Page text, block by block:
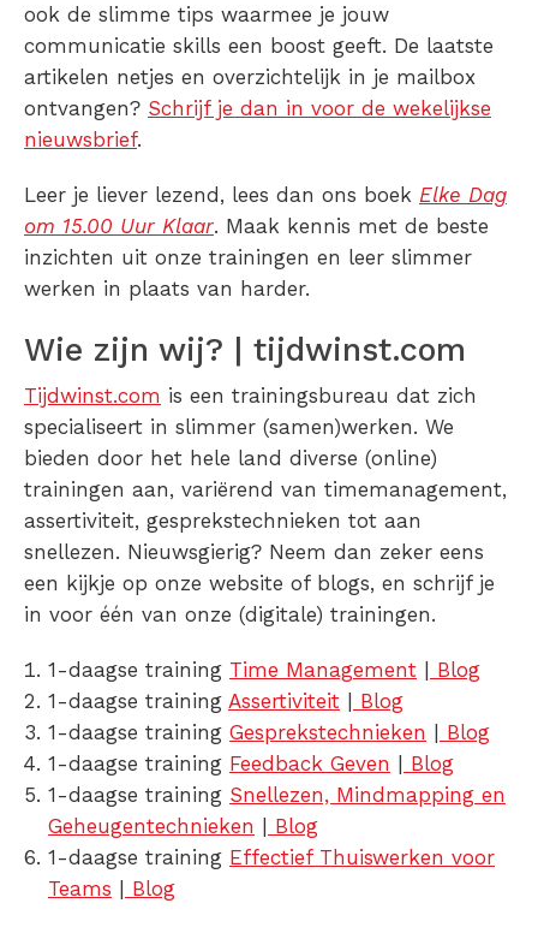
ook de slimme tips waarmee je jouw
communicatie skills een boost geeft. De laatste
artikelen netjes en overzichtelijk in je mailbox
ontvangen? Schrijf je dan in voor de wekelijkse
nieuwsbrief.
Leer je liever lezend, lees dan ons boek Elke Dag
om 15.00 Uur Klaar. Maak kennis met de beste
inzichten uit onze trainingen en leer slimmer
werken in plaats van harder.
Wie zijn wij? | tijdwinst.com
Tijdwinst.com is een trainingsbureau dat zich
specialiseert in slimmer (samen)werken. We
bieden door het hele land diverse (online)
trainingen aan, variërend van timemanagement,
assertiviteit, gesprekstechnieken tot aan
snellezen. Nieuwsgierig? Neem dan zeker eens
een kijkje op onze website of blogs, en schrijf je
in voor één van onze (digitale) trainingen.
1-daagse training Time Management | Blog
1-daagse training Assertiviteit | Blog
1-daagse training Gesprekstechnieken | Blog
1-daagse training Feedback Geven | Blog
1-daagse training Snellezen, Mindmapping en
Geheugentechnieken | Blog
1-daagse training Effectief Thuiswerken voor
Teams | Blog